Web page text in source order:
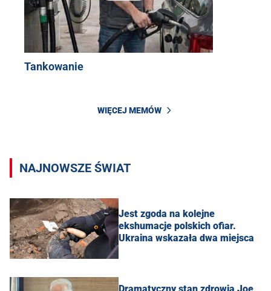
Tankowanie
WIĘCEJ MEMÓW
NAJNOWSZE ŚWIAT
Jest zgoda na kolejne
ekshumacje polskich ofiar.
Ukraina wskazała dwa miejsca